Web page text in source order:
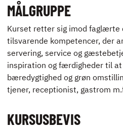
MÅLGRUPPE
Kurset retter sig imod faglærte
tilsvarende kompetencer, der
servering, service og
inspiration og færdigheder til
bæredygtighed og grøn
tjener, receptionist, gastrom
KURSUSBEVIS